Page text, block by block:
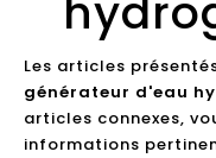
Les articles
générateur d'eau
articles connexes,
informations